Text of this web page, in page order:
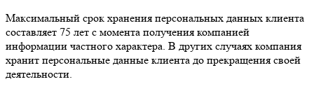
Максимальный срок хранения персональных данных клиента
составляет 75 лет с момента получения компанией
информации частного характера. В других случаях компания
хранит персональные данные клиента до прекращения своей
деятельности.